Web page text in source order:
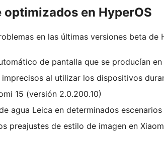
en HyperOS
en las últimas versiones beta de
de pantalla que se producían
al utilizar los dispositivos
15 (versión 2.0.200.10)
agua Leica en determinados escenarios
preajustes de estilo de imagen en